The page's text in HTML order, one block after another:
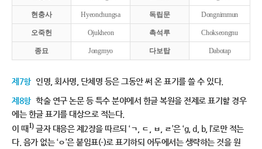
현충사 Hyeonchungsa 독립문 Dongnimmun
오죽헌 Ojukheon 촉석루 Chokseongnu
종묘 Jongmyo 다보탑 Dabotap
제7항 인명, 회사명, 단체명 등은 그동안 써 온 표기를 쓸 수 있다.
제8항 학술 연구 논문 등 특수 분야에서 한글 복원을 전제로 표기할 경우
에는 한글 표기를 대상으로 적는다.
이 때1)글자 대응은 제2장을 따르되 ‘ㄱ, ㄷ, ㅂ, ㄹ’은 ‘g, d, b, l’로만 적는
다. 음가 없는 ‘ㅇ’은 붙임표(-)로 표기하되 어두에서는 생략하는 것을 원